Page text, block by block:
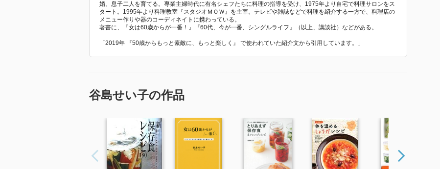
婚。息子二人を育てる。専業主婦時代に有名シェフたちに料理の指導を受け、1975年より自宅で料理サロンをス
タート。1995年より料理教室『スタジオＭＯＷ』を主宰。テレビや雑誌などで料理を紹介する一方で、料理店の
メニュー作りや器のコーディネイトに携わっている。
著書に、『女は60歳からが一番！』『60代、今が一番、シングルライフ』（以上、講談社）などがある。
「2019年 『50歳からもっと素敵に、もっと楽しく』 で使われていた紹介文から引用しています。」
谷島せい子の作品